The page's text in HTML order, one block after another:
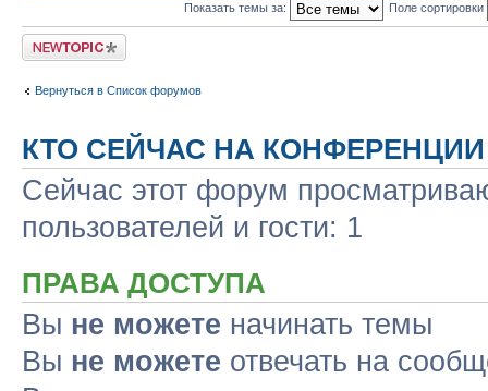
Показать темы за: Поле сортировки
Новая тема
Вернуться в Список форумов
КТО СЕЙЧАС НА КОНФЕРЕНЦИИ
Сейчас этот форум
пользователей и гости: 1
ПРАВА ДОСТУПА
Вы не можете начинать темы
Вы не можете отвечать на